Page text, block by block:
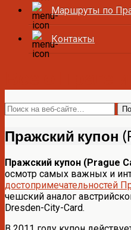
Маршруты по
Контакты
Пражский купон
Пражский купон (Prague
осмотр самых важных и
достопримечательностей
чешский аналог
Dresden-City-Card.